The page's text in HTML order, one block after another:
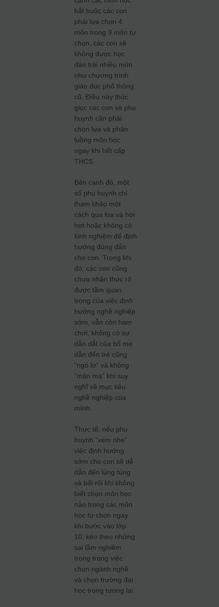
bắt buộc các con
phải lựa chọn 4
môn trong 9 môn tự
chọn, các con sẽ
không được học
dàn trải nhiều môn
như chương trình
giáo dục phổ thông
cũ. Điều này thúc
giục các con và phụ
huynh cần phải
chọn lựa và phân
luồng môn học
ngay khi hết cấp
THCS.
Bên cạnh đó, một
số phụ huynh chỉ
tham khảo một
cách qua loa và hời
hợt hoặc không có
kinh nghiệm để định
hướng đúng đắn
cho con. Trong khi
đó, các con cũng
chưa nhận thức rõ
được tầm quan
trọng của việc định
hướng nghề nghiệp
sớm, vẫn còn ham
chơi, không có sự
dẫn dắt của bố mẹ
dẫn đến trẻ cũng
“ngó lơ” và không
“mặn mà” khi suy
nghĩ về mục tiêu
nghề nghiệp của
mình.
Thực tế, nếu phụ
huynh “xem nhẹ”
việc định hướng
sớm cho con sẽ dễ
dẫn đến lúng túng
và bối rối khi không
biết chọn môn học
nào trong các môn
học tự chọn ngay
khi bước vào lớp
10, kéo theo những
sai lầm nghiêm
trọng trong việc
chọn ngành nghề
và chọn trường đại
học trong tương lai.